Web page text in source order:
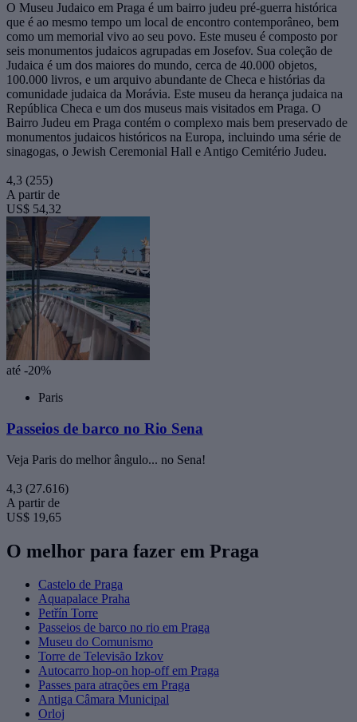
O Museu Judaico em Praga é um bairro judeu pré-guerra histórica
que é ao mesmo tempo um local de encontro contemporâneo, bem
como um memorial vivo ao seu povo. Este museu é composto por
seis monumentos judaicos agrupadas em Josefov. Sua coleção de
Judaica é um dos maiores do mundo, cerca de 40.000 objetos,
100.000 livros, e um arquivo abundante de Checa e histórias da
comunidade judaica da Morávia. Este museu da herança judaica na
República Checa e um dos museus mais visitados em Praga. O
Bairro Judeu em Praga contém o complexo mais bem preservado de
monumentos judaicos históricos na Europa, incluindo uma série de
sinagogas, o Jewish Ceremonial Hall e Antigo Cemitério Judeu.
4,3 (255)
A partir de
US$ 54,32
até -20%
Paris
Passeios de barco no Rio Sena
Veja Paris do melhor ângulo... no Sena!
4,3 (27.616)
A partir de
US$ 19,65
O melhor para fazer em Praga
Castelo de Praga
Aquapalace Praha
Petřín Torre
Passeios de barco no rio em Praga
Museu do Comunismo
Torre de Televisão Izkov
Autocarro hop-on hop-off em Praga
Passes para atrações em Praga
Antiga Câmara Municipal
Orloj